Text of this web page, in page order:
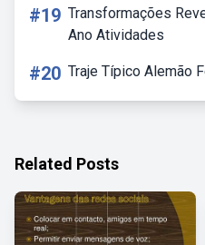
#19 Transformações
Ano Atividades
#20 Traje Típico Alemão
Related Posts